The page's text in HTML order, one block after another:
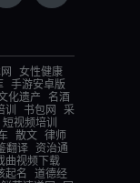
女性健康
手游安卓版
化遗产
名酒
书包网
采
短视频培训
散文 律师
翻译
资治通
曲视频下载
起名
道德经